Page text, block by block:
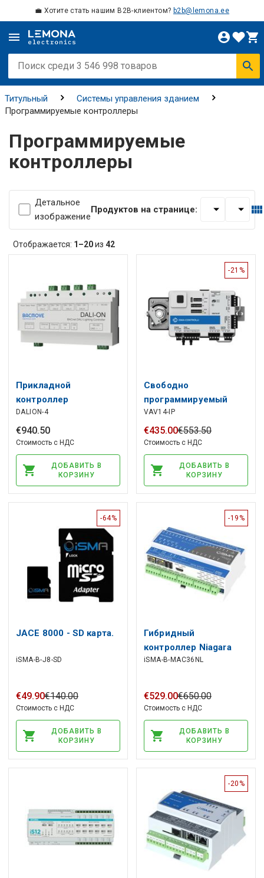
💼 Хотите стать нашим B2B-клиентом? b2b@lemona.ee
Титульный
Системы управления зданием
Программируемые контроллеры
Программируемые
контроллеры
Детальное
изображение
Продуктов на странице:
Отображается: 1–20из 42
Прикладной
контроллер
освещения DALI, шлюз
BACnet/IP, 4 канала
DALI, Bacmove
DALION-4
€940.50
Стоимость с НДС
ДОБАВИТЬ В
КОРЗИНУ
-21%
Свободно
программируемый
VAV-контроллер,
BACnet, Modbus,
1xRS485, 2xETH,
1xUSB, 4xUI, 2xDI,
4xTO, 3xAO, 24 В
AC/DC, ISMA
VAV14-IP
€435.00€553.50
Стоимость с НДС
ДОБАВИТЬ В
КОРЗИНУ
-64%
JACE 8000 - SD карта.
iSMA-B-J8-SD
€49.90€140.00
Стоимость с НДС
ДОБАВИТЬ В
КОРЗИНУ
-19%
Гибридный
контроллер Niagara
iSMA-B-MAC36NL,
1xRS485, 2xETH,
2xUSB, 1xHDMI, 1xSD
слот
iSMA-B-MAC36NL
€529.00€650.00
Стоимость с НДС
ДОБАВИТЬ В
КОРЗИНУ
-20%